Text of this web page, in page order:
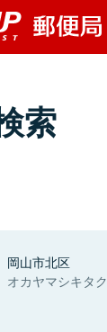
索
岡山市北区
オカヤマシキタク